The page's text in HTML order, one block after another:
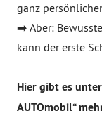
ganz
➡️ Aber:
kann der erste
Hier gibt es
AUTOmobil“